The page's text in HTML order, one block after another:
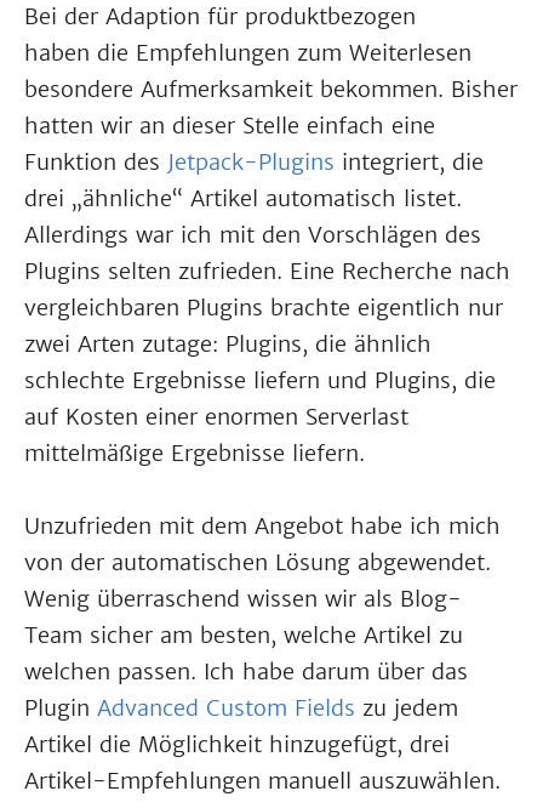
Bei der Adaption für produktbezogen
haben die Empfehlungen zum Weiterlesen
besondere Aufmerksamkeit bekommen. Bisher
hatten wir an dieser Stelle einfach eine
Funktion des Jetpack-Plugins integriert, die
drei „ähnliche“ Artikel automatisch listet.
Allerdings war ich mit den Vorschlägen des
Plugins selten zufrieden. Eine Recherche nach
vergleichbaren Plugins brachte eigentlich nur
zwei Arten zutage: Plugins, die ähnlich
schlechte Ergebnisse liefern und Plugins, die
auf Kosten einer enormen Serverlast
mittelmäßige Ergebnisse liefern.
Unzufrieden mit dem Angebot habe ich mich
von der automatischen Lösung abgewendet.
Wenig überraschend wissen wir als Blog-
Team sicher am besten, welche Artikel zu
welchen passen. Ich habe darum über das
Plugin Advanced Custom Fields zu jedem
Artikel die Möglichkeit hinzugefügt, drei
Artikel-Empfehlungen manuell auszuwählen.